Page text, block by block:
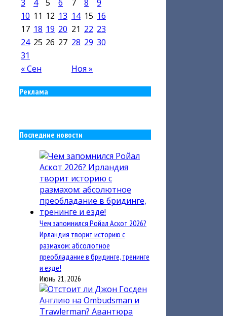
« Сен Ноя »
3 4 5 6 7 8
9
10 11 12 13 14 15 16
17 18 19 20 21 22 23
24 25 26 27 28 29 30
31
Реклама
Последние новости
Чем запомнился Ройал Аскот 2026?
Ирландия творит историю с
размахом: абсолютное
преобладание в бридинге, тренинге
и езде!
Июнь 21, 2026